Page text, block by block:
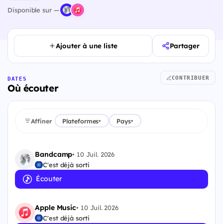
Disponible sur —
Ajouter à une liste Partager
DATES
Où écouter
CONTRIBUER
Affiner Plateformes▾ Pays▾
Bandcamp• 10 Juil. 2026
C'est déjà sorti
Écouter
Apple Music• 10 Juil. 2026
C'est déjà sorti